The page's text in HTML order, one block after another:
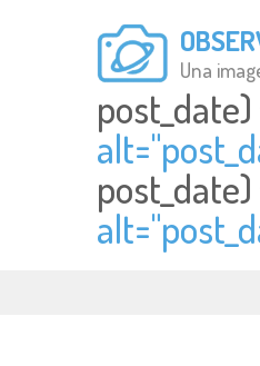
Una
post_date)
alt="
post_date)
alt="